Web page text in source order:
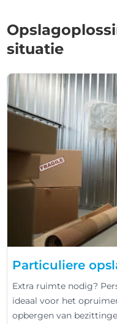
situatie
Particuliere
Extra ruimte nodig?
ideaal voor het
opbergen van